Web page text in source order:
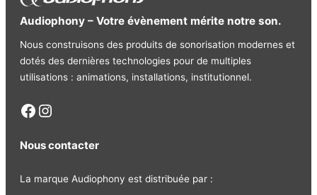
Audiophony – Votre évènement mérite notre son.
Nous construisons des produits de sonorisation modernes et
dotés des dernières technologies pour de multiples
utilisations : animations, installations, institutionnel.
Facebook Instagram
Nous contacter
La marque Audiophony est distribuée par :